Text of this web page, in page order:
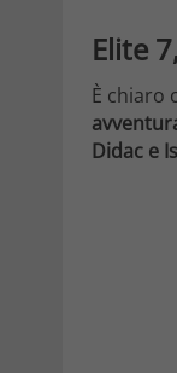
Elite
È chiaro
Didac e